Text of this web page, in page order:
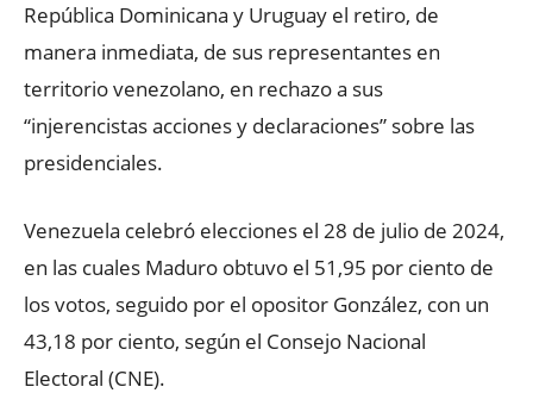
República Dominicana y Uruguay el retiro, de
manera inmediata, de sus representantes en
territorio venezolano, en rechazo a sus
“injerencistas acciones y declaraciones” sobre las
presidenciales.
Venezuela celebró elecciones el 28 de julio de 2024,
en las cuales Maduro obtuvo el 51,95 por ciento de
los votos, seguido por el opositor González, con un
43,18 por ciento, según el Consejo Nacional
Electoral (CNE).